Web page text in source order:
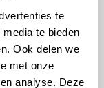
te
te bieden
Ook delen we
met onze
analyse. Deze
transport